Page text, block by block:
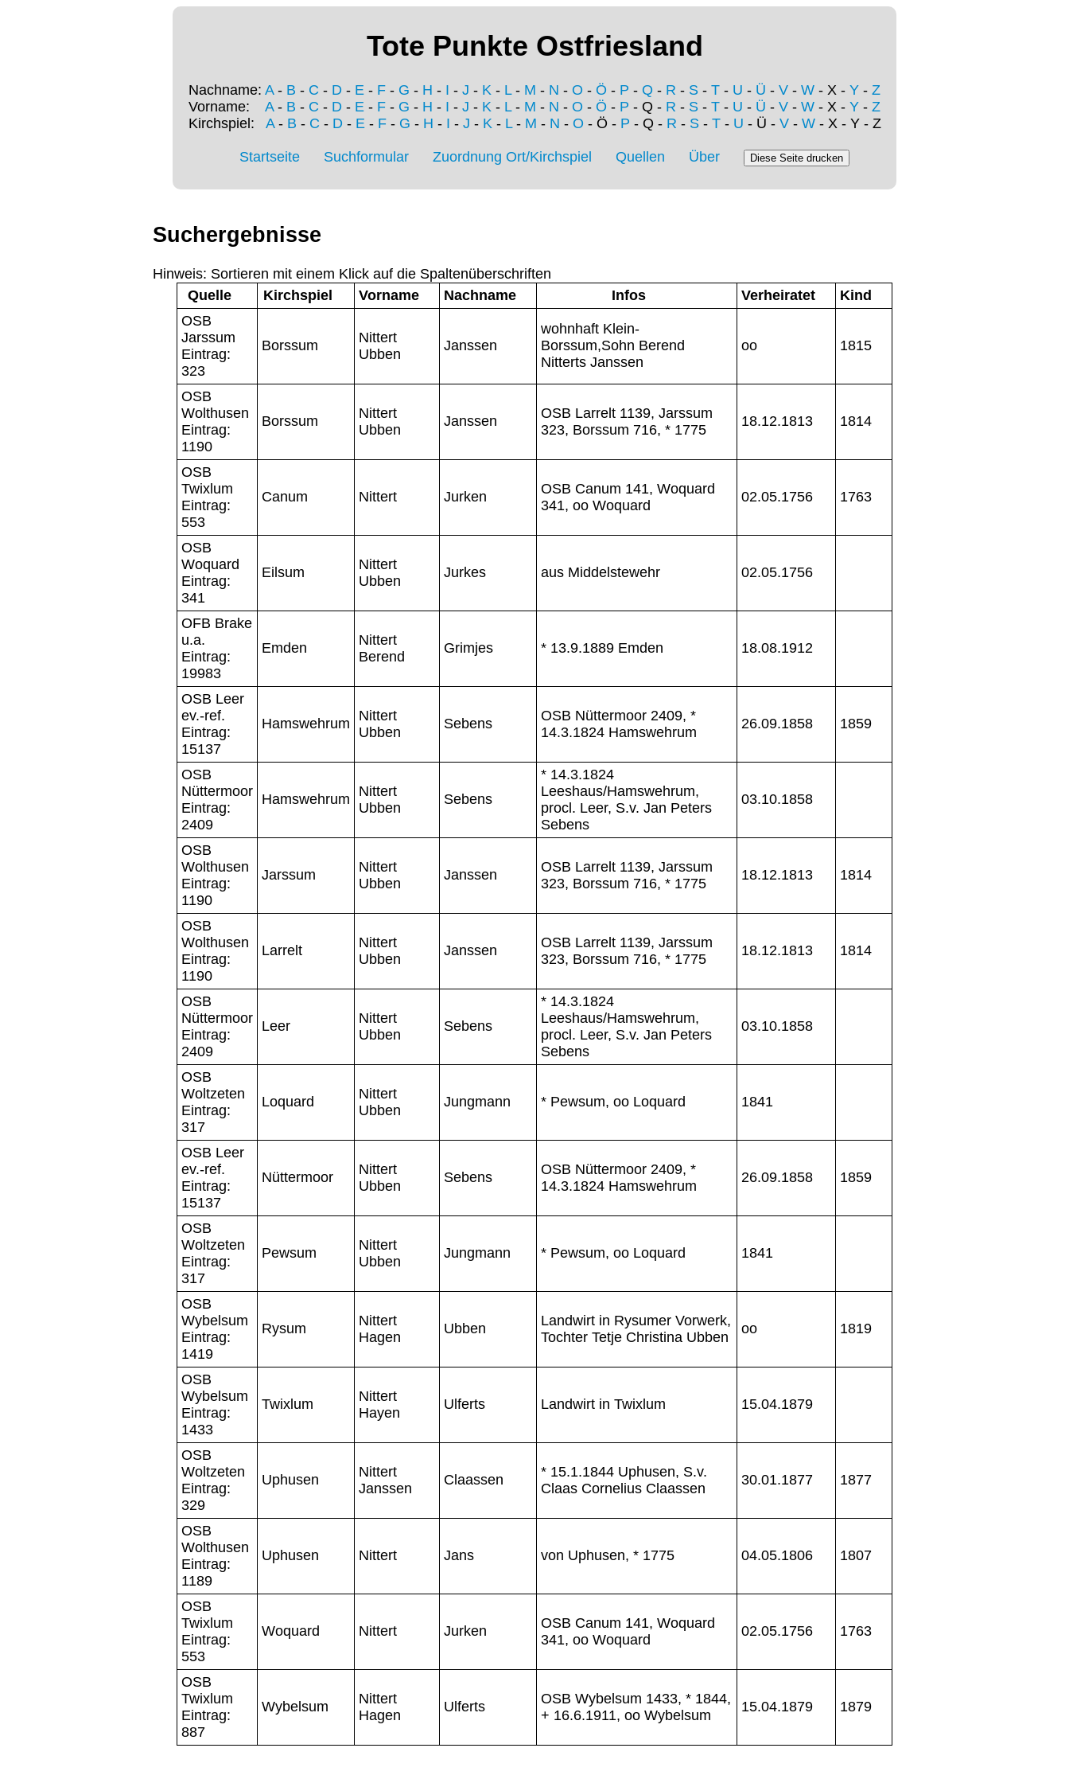
Tote Punkte Ostfriesland
Nachname: A- B - C - D - E - F - G - H - I - J - K - L- M - N - O - Ö - P - Q - R - S - T - U - Ü - V - W - X - Y - Z
Vorname: A- B - C - D - E - F - G - H - I - J - K - L- M - N - O - Ö - P - Q - R - S - T - U - Ü - V - W - X - Y - Z
Kirchspiel: A- B - C - D- E- F- G - H - I - J - K- L- M - N - O - Ö - P - Q - R - S- T- U - Ü - V- W- X - Y - Z
Startseite Suchformular Zuordnung Ort/Kirchspiel Quellen Über
Suchergebnisse
Hinweis: Sortieren mit einem Klick auf die Spaltenüberschriften
Quelle
Kirchspiel Vorname Nachname Infos Verheiratet
Kind
OSB
Jarssum
Eintrag:
323
Borssum
Nittert
Ubben
Janssen
wohnhaft Klein-
Borssum,Sohn Berend
Nitterts Janssen
oo 1815
OSB
Wolthusen
Eintrag:
1190
Borssum
Nittert
Ubben
Janssen
OSB Larrelt 1139, Jarssum
323, Borssum 716, * 1775
18.12.1813 1814
OSB
Twixlum
Eintrag:
553
Canum Nittert Jurken
OSB Canum 141, Woquard
341, oo Woquard
02.05.1756 1763
OSB
Woquard
Eintrag:
341
Eilsum
Nittert
Ubben
Jurkes aus Middelstewehr 02.05.1756
OFB Brake
u.a.
Eintrag:
19983
Emden
Nittert
Berend
Grimjes * 13.9.1889 Emden 18.08.1912
OSB Leer
ev.-ref.
Eintrag:
15137
Hamswehrum
Nittert
Ubben
Sebens
OSB Nüttermoor 2409, *
14.3.1824 Hamswehrum
26.09.1858 1859
OSB
Nüttermoor
Eintrag:
2409
Hamswehrum
Nittert
Ubben
Sebens
* 14.3.1824
Leeshaus/Hamswehrum,
procl. Leer, S.v. Jan Peters
Sebens
03.10.1858
OSB
Wolthusen
Eintrag:
1190
Jarssum
Nittert
Ubben
Janssen
OSB Larrelt 1139, Jarssum
323, Borssum 716, * 1775
18.12.1813 1814
OSB
Wolthusen
Eintrag:
1190
Larrelt
Nittert
Ubben
Janssen
OSB Larrelt 1139, Jarssum
323, Borssum 716, * 1775
18.12.1813 1814
OSB
Nüttermoor
Eintrag:
2409
Leer
Nittert
Ubben
Sebens
* 14.3.1824
Leeshaus/Hamswehrum,
procl. Leer, S.v. Jan Peters
Sebens
03.10.1858
OSB
Woltzeten
Eintrag:
317
Loquard
Nittert
Ubben
Jungmann * Pewsum, oo Loquard 1841
OSB Leer
ev.-ref.
Eintrag:
15137
Nüttermoor
Nittert
Ubben
Sebens
OSB Nüttermoor 2409, *
14.3.1824 Hamswehrum
26.09.1858 1859
OSB
Woltzeten
Eintrag:
317
Pewsum
Nittert
Ubben
Jungmann * Pewsum, oo Loquard 1841
OSB
Wybelsum
Eintrag:
1419
Rysum
Nittert
Hagen
Ubben
Landwirt in Rysumer Vorwerk,
Tochter Tetje Christina Ubben
oo 1819
OSB
Wybelsum
Eintrag:
1433
Twixlum
Nittert
Hayen
Ulferts Landwirt in Twixlum 15.04.1879
OSB
Woltzeten
Eintrag:
329
Uphusen
Nittert
Janssen
Claassen
* 15.1.1844 Uphusen, S.v.
Claas Cornelius Claassen
30.01.1877 1877
OSB
Wolthusen
Eintrag:
1189
Uphusen Nittert Jans von Uphusen, * 1775 04.05.1806 1807
OSB
Twixlum
Eintrag:
553
Woquard Nittert Jurken
OSB Canum 141, Woquard
341, oo Woquard
02.05.1756 1763
OSB
Twixlum
Eintrag:
887
Wybelsum
Nittert
Hagen
Ulferts
OSB Wybelsum 1433, * 1844,
+ 16.6.1911, oo Wybelsum
15.04.1879 1879